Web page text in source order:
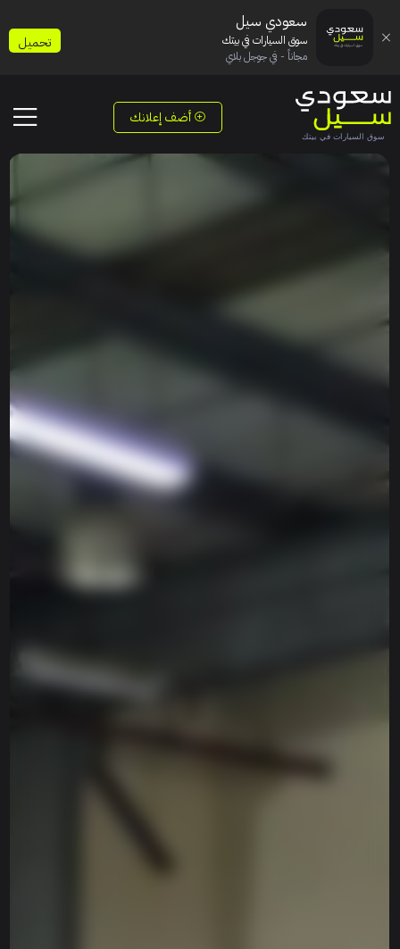
أضف إعلانك
سعودي سيل
سوق السيارات في بيتك
مجاناً - في جوجل بلاي
تحميل